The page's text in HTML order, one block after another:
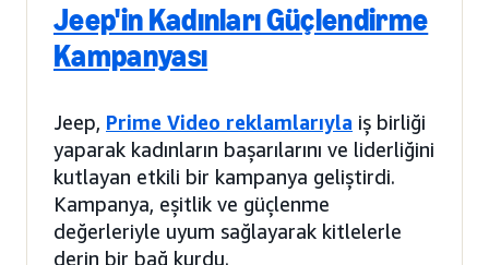
Jeep'in Kadınları Güçlendirme
Kampanyası
Jeep, Prime Video reklamlarıyla iş birliği
yaparak kadınların başarılarını ve liderliğini
kutlayan etkili bir kampanya geliştirdi.
Kampanya, eşitlik ve güçlenme
değerleriyle uyum sağlayarak kitlelerle
derin bir bağ kurdu.